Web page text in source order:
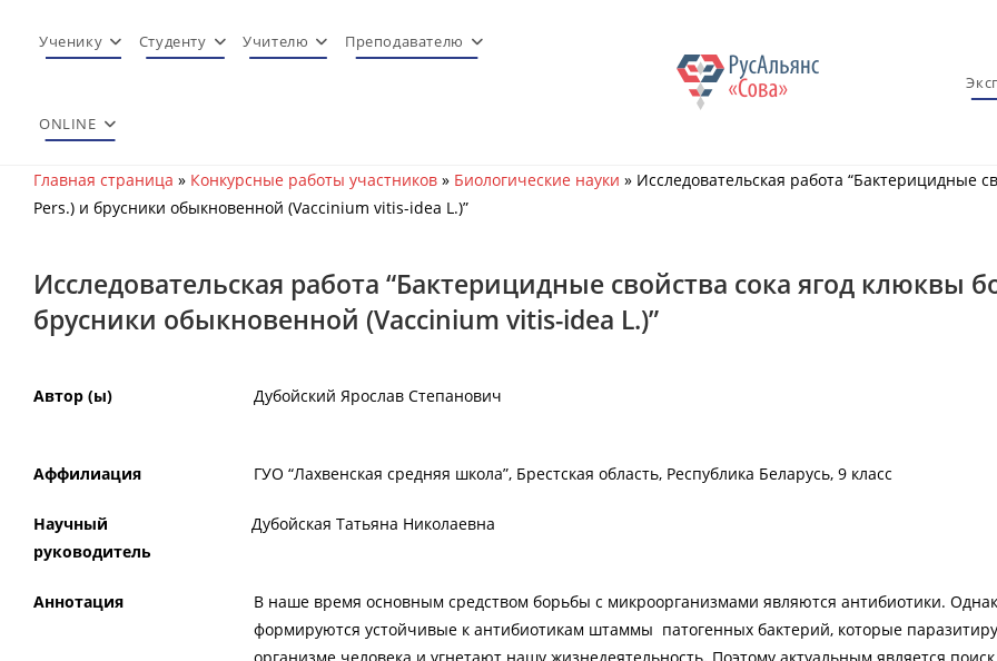
Ученику Студенту Учителю Преподавателю
ONLINE
Главная страница » Конкурсные работы участников » Биологические науки » Исследовательская работа “Бактерицидные
Pers.) и брусники обыкновенной (Vaccinium vitis-idea L.)”
Исследовательская работа “Бактерицидные свойства сока ягод клюквы
брусники обыкновенной (Vaccinium vitis-idea L.)”
Автор (ы) Дубойский Ярослав Степанович
Аффилиация ГУО “Лахвенская средняя школа”, Брестская область, Республика Беларусь, 9 класс
Научный
руководитель
Дубойская Татьяна Николаевна
Аннотация
В наше время основным средством борьбы с микроорганизмами являются антибиотики.
формируются устойчивые к антибиотикам штаммы патогенных бактерий, которые